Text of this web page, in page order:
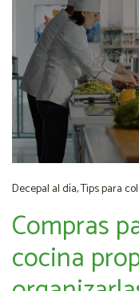
Decepal al día,Tips para
Compras
cocina